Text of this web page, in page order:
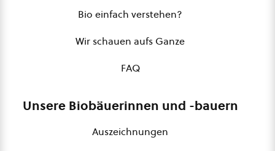
Bio einfach verstehen?
Wir schauen aufs Ganze
FAQ
Unsere Biobäuerinnen und -bauern
Auszeichnungen